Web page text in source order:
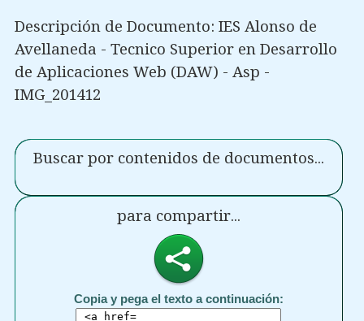
Descripción de Documento: IES Alonso de
Avellaneda - Tecnico Superior en Desarrollo
de Aplicaciones Web (DAW) - Asp -
IMG_201412
Buscar por contenidos de documentos...
para compartir...
Copia y pega el texto a continuación: